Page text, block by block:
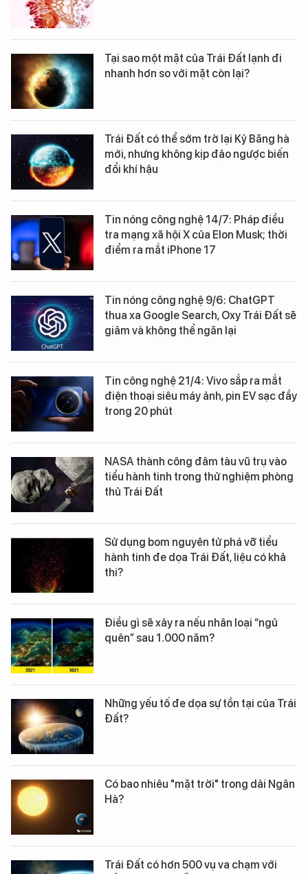
Tại sao một mặt của Trái Đất lạnh đi
nhanh hơn so với mặt còn lại?
Trái Đất có thể sớm trở lại Kỷ Băng hà
mới, nhưng không kịp đảo ngược biến
đổi khí hậu
Tin nóng công nghệ 14/7: Pháp điều
tra mạng xã hội X của Elon Musk; thời
điểm ra mắt iPhone 17
Tin nóng công nghệ 9/6: ChatGPT
thua xa Google Search, Oxy Trái Đất sẽ
giảm và không thể ngăn lại
Tin công nghệ 21/4: Vivo sắp ra mắt
điện thoại siêu máy ảnh, pin EV sạc đầy
trong 20 phút
NASA thành công đâm tàu vũ trụ vào
tiểu hành tinh trong thử nghiệm phòng
thủ Trái Đất
Sử dụng bom nguyên tử phá vỡ tiểu
hành tinh đe dọa Trái Đất, liệu có khả
thi?
Điều gì sẽ xảy ra nếu nhân loại “ngủ
quên” sau 1.000 năm?
Những yếu tố đe dọa sự tồn tại của Trái
Đất?
Có bao nhiêu "mặt trời" trong dải Ngân
Hà?
Trái Đất có hơn 500 vụ va chạm với